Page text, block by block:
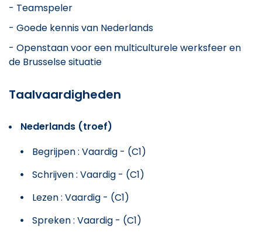
- Teamspeler
- Goede kennis van Nederlands
- Openstaan voor een multiculturele werksfeer en
de Brusselse situatie
Taalvaardigheden
Nederlands (troef)
Begrijpen : Vaardig - (C1)
Schrijven : Vaardig - (C1)
Lezen : Vaardig - (C1)
Spreken : Vaardig - (C1)